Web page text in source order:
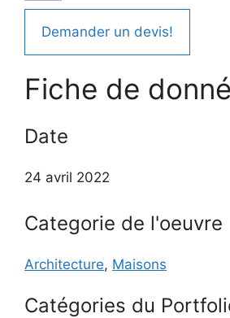
Demander un devis!
Fiche de
Date
24 avril 2022
Categorie de l'oeuvre
Architecture, Maisons
Catégories du